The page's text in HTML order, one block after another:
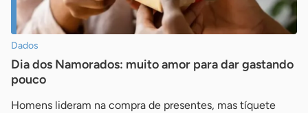
Dados
Dia dos Namorados: muito amor para dar gastando
pouco
Homens lideram na compra de presentes, mas tíquete